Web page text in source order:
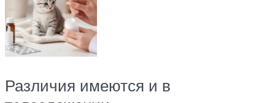
Различия имеются и в